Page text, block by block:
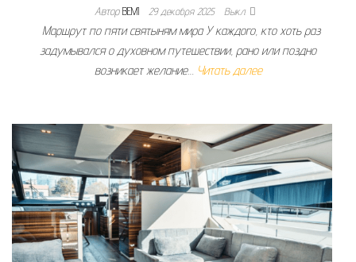
АвторBEMI 29 декабря 2025 Выкл.
Маршрут по пяти святыням мира У каждого, кто хоть раз
задумывался о духовном путешествии, рано или поздно
возникает желание…
Читать далее